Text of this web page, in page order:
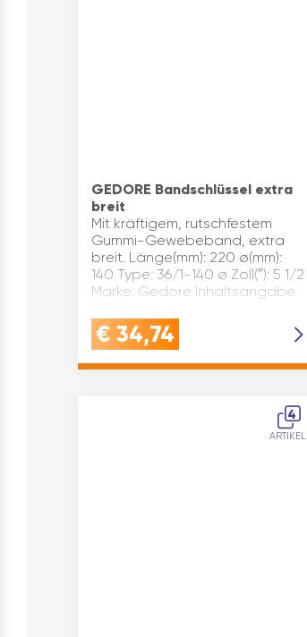
GEDORE Bandschlüssel extra
breit
Mit kräftigem, rutschfestem
Gummi-Gewebeband, extra
breit. Länge(mm): 220 ø(mm):
140 Type: 36/1-140 ø Zoll(″): 5 1/2
Marke: Gedore Inhaltsangabe
€ 34,74
4
ARTIKEL